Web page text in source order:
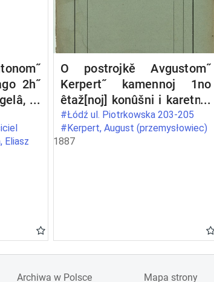
2h˝
s˝
255b
v˝
Eliasz
O postrojkě Avgustom˝
Kerpert˝ kamennoj 1no
êtaž[noj] konûšni i karetnoj
s˝ trempel´nym˝
čerdakom˝, pod No 707 i
708 po Petrokovskoj ulicě
#Łódź ul. Piotrkowska 203-205
#Kerpert, August (przemysłowiec)
1887
Archiwa w Polsce Mapa strony